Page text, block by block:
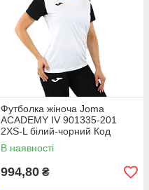
Футболка жіноча Joma
ACADEMY IV 901335-201
2XS-L білий-чорний Код
901335-201
В наявності
994,80 ₴